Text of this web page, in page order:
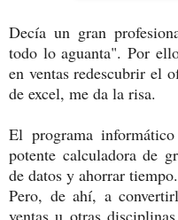
Decía un gran
todo lo aguanta". Por
en ventas redescubrir el
de excel, me da la risa.
El programa
potente calculadora de
de datos y ahorrar tiempo.
Pero, de ahí, a
ventas u otras